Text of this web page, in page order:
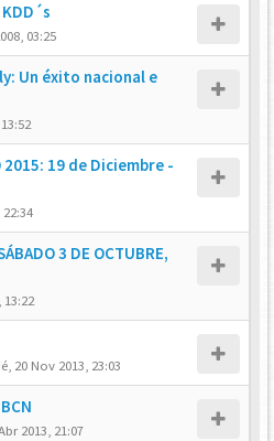
03:25
Un éxito nacional e
2015: 19 de Diciembre -
3 DE OCTUBRE,
13:22
20 Nov 2013, 23:03
2013, 21:07